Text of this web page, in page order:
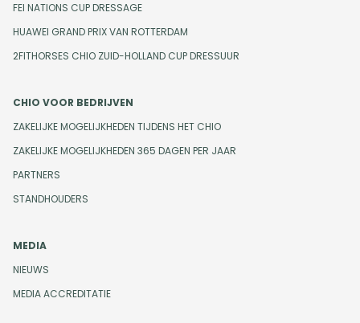
FEI NATIONS CUP DRESSAGE
HUAWEI GRAND PRIX VAN ROTTERDAM
2FITHORSES CHIO ZUID-HOLLAND CUP DRESSUUR
CHIO VOOR BEDRIJVEN
ZAKELIJKE MOGELIJKHEDEN TIJDENS HET CHIO
ZAKELIJKE MOGELIJKHEDEN 365 DAGEN PER JAAR
PARTNERS
STANDHOUDERS
MEDIA
NIEUWS
MEDIA ACCREDITATIE